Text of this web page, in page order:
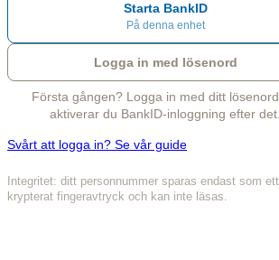
Starta BankID
På denna enhet
Logga in med lösenord
Första gången? Logga in med ditt
aktiverar du BankID-inloggning efter det.
Svårt att logga in? Se vår guide
Integritet: ditt personnummer sparas endast som ett
krypterat fingeravtryck och kan inte läsas.